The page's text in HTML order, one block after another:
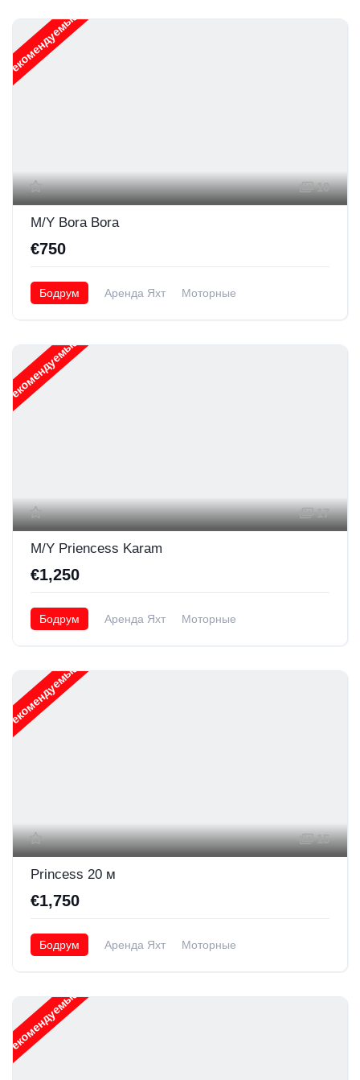
Рекомендуемые
10
M/Y Bora Bora
€750
Бодрум Аренда Яхт Моторные
Рекомендуемые
17
M/Y Priencess Karam
€1,250
Бодрум Аренда Яхт Моторные
Рекомендуемые
15
Princess 20 м
€1,750
Бодрум Аренда Яхт Моторные
Рекомендуемые